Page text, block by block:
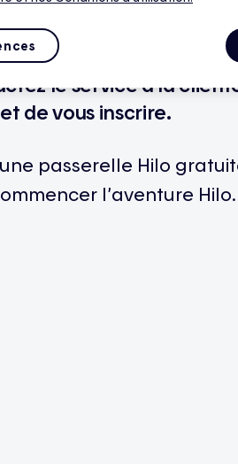
le service à la
de vous inscrire.
passerelle Hilo
l’aventure Hilo.